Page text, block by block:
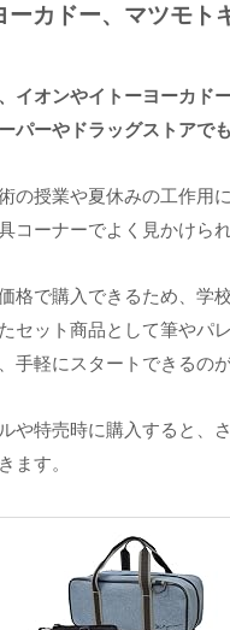
ーカドー、マツモト
イオンやイトーヨーカド
パーやドラッグストアで
の授業や夏休みの工作用
コーナーでよく見かけられ
格で購入できるため、学
セット商品として筆やパ
手軽にスタートできるの
や特売時に購入すると、
ます。